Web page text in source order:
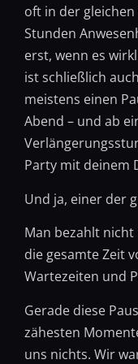
oft in der
Stunden
erst, wenn es
ist schließlich
meistens einen
Abend – und ab
Party mit deinem
Und ja, einer der
Man bezahlt
die gesamte Zeit
Wartezeiten und
Gerade diese
zähesten
uns nichts. Wir